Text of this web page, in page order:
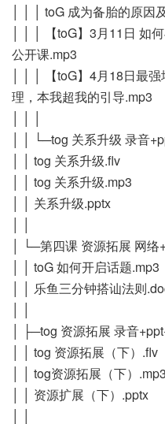
│ │ │ toG 成为备胎的原因
│ │ │ 【toG】3月11日 如
公开课.mp3
│ │ │ 【toG】4月18日最
理，本我超我的引导.mp3
│ │ └─tog 关系升级 录音
│ │ tog 关系升级.flv
│ │ tog 关系升级.mp3
│ │ 关系升级.pptx
│ └─第四课 资源拓展 网络
│ │ toG 如何开启话题.mp3
│ │ 乐鱼三分钟搭讪法则
│ ├─tog 资源拓展 录音
│ │ tog 资源拓展（下）.flv
│ │ tog资源拓展（下）.mp3
│ │ 资源扩展（下）.pptx